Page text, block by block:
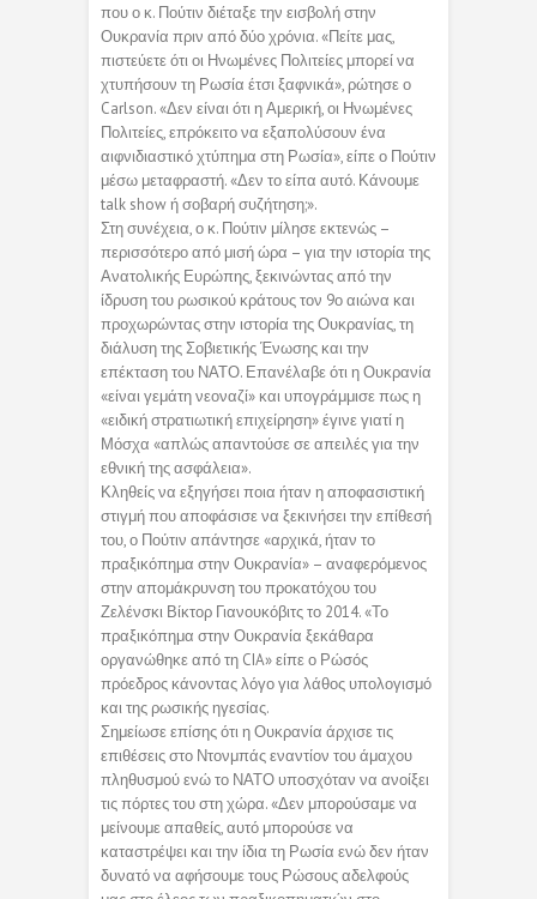
που ο κ. Πούτιν διέταξε την εισβολή στην
Ουκρανία πριν από δύο χρόνια. «Πείτε μας,
πιστεύετε ότι οι Ηνωμένες Πολιτείες μπορεί να
χτυπήσουν τη Ρωσία έτσι ξαφνικά», ρώτησε ο
Carlson. «Δεν είναι ότι η Αμερική, οι Ηνωμένες
Πολιτείες, επρόκειτο να εξαπολύσουν ένα
αιφνιδιαστικό χτύπημα στη Ρωσία», είπε ο Πούτιν
μέσω μεταφραστή. «Δεν το είπα αυτό. Κάνουμε
talk show ή σοβαρή συζήτηση;».
Στη συνέχεια, ο κ. Πούτιν μίλησε εκτενώς –
περισσότερο από μισή ώρα – για την ιστορία της
Ανατολικής Ευρώπης, ξεκινώντας από την
ίδρυση του ρωσικού κράτους τον 9ο αιώνα και
προχωρώντας στην ιστορία της Ουκρανίας, τη
διάλυση της Σοβιετικής Ένωσης και την
επέκταση του ΝΑΤΟ. Επανέλαβε ότι η Ουκρανία
«είναι γεμάτη νεοναζί» και υπογράμμισε πως η
«ειδική στρατιωτική επιχείρηση» έγινε γιατί η
Μόσχα «απλώς απαντούσε σε απειλές για την
εθνική της ασφάλεια».
Κληθείς να εξηγήσει ποια ήταν η αποφασιστική
στιγμή που αποφάσισε να ξεκινήσει την επίθεσή
του, ο Πούτιν απάντησε «αρχικά, ήταν το
πραξικόπημα στην Ουκρανία» – αναφερόμενος
στην απομάκρυνση του προκατόχου του
Ζελένσκι Βίκτορ Γιανουκόβιτς το 2014. «Το
πραξικόπημα στην Ουκρανία ξεκάθαρα
οργανώθηκε από τη CIA» είπε ο Ρώσός
πρόεδρος κάνοντας λόγο για λάθος υπολογισμό
και της ρωσικής ηγεσίας.
Σημείωσε επίσης ότι η Ουκρανία άρχισε τις
επιθέσεις στο Ντονμπάς εναντίον του άμαχου
πληθυσμού ενώ το ΝΑΤΟ υποσχόταν να ανοίξει
τις πόρτες του στη χώρα. «Δεν μπορούσαμε να
μείνουμε απαθείς, αυτό μπορούσε να
καταστρέψει και την ίδια τη Ρωσία ενώ δεν ήταν
δυνατό να αφήσουμε τους Ρώσους αδελφούς